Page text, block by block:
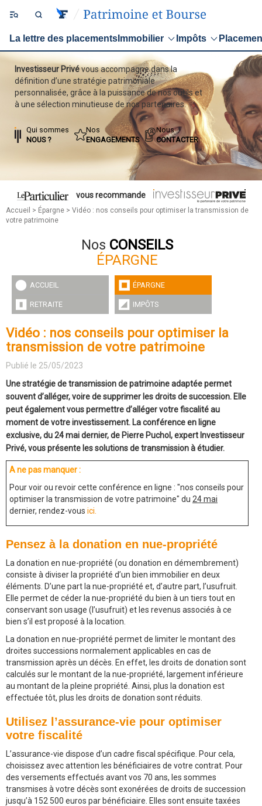
La lettre des placements Immobilier Impôts
Investisseur Privévous accompagne dans la
définition d’une stratégie patrimoniale
personnalisée, grâce à la puissance de nos outils et
à une sélection minutieuse de nos partenaires.
Qui sommes
NOUS ?
Nos
ENGAGEMENTS
Nous
CONTACTER
vous recommande
Accueil > Épargne > Vidéo : nos conseils pour optimiser la transmission de
votre patrimoine
Nos CONSEILS
ÉPARGNE
ACCUEIL ÉPARGNE
RETRAITE IMPÔTS
Vidéo : nos conseils pour optimiser la
transmission de votre patrimoine
Publié le 25/05/2023
Une stratégie de transmission de patrimoine adaptée permet
souvent d’alléger, voire de supprimer les droits de succession. Elle
peut également vous permettre d’alléger votre fiscalité au
moment de votre investissement. La conférence en ligne
exclusive, du 24 mai dernier, de Pierre Puchol, expert Investisseur
Privé, vous présente les solutions de transmission à étudier.
A ne pas manquer :
Pour voir ou revoir cette conférence en ligne : "nos conseils pour
optimiser la transmission de votre patrimoine" du 24 mai
dernier, rendez-vous ici.
Pensez à la donation en nue-propriété
La donation en nue-propriété (ou donation en démembrement)
consiste à diviser la propriété d’un bien immobilier en deux
éléments. D’une part la nue-propriété et, d’autre part, l’usufruit.
Elle permet de céder la nue-propriété du bien à un tiers tout en
conservant son usage (l’usufruit) et les revenus associés à ce
bien s’il est proposé à la location.
La donation en nue-propriété permet de limiter le montant des
droites successions normalement applicables en cas de
transmission après un décès. En effet, les droits de donation sont
calculés sur le montant de la nue-propriété, largement inférieure
au montant de la pleine propriété. Ainsi, plus la donation est
effectuée tôt, plus les droits de donation sont réduits.
Utilisez l’assurance-vie pour optimiser
votre fiscalité
L’assurance-vie dispose d’un cadre fiscal spécifique. Pour cela,
choisissez avec attention les bénéficiaires de votre contrat. Pour
des versements effectués avant vos 70 ans, les sommes
transmises à votre décès sont exonérées de droits de succession
jusqu’à 152 500 euros par bénéficiaire. Elles sont ensuite taxées